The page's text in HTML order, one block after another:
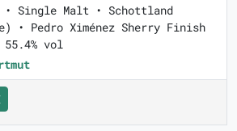
• Single Malt • Schottland
• Pedro Ximénez Sherry Finish
55.4% vol